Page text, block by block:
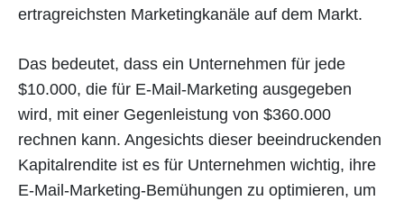
ertragreichsten Marketingkanäle auf dem Markt.
Das bedeutet, dass ein Unternehmen für jede
$10.000, die für E-Mail-Marketing ausgegeben
wird, mit einer Gegenleistung von $360.000
rechnen kann. Angesichts dieser beeindruckenden
Kapitalrendite ist es für Unternehmen wichtig, ihre
E-Mail-Marketing-Bemühungen zu optimieren, um